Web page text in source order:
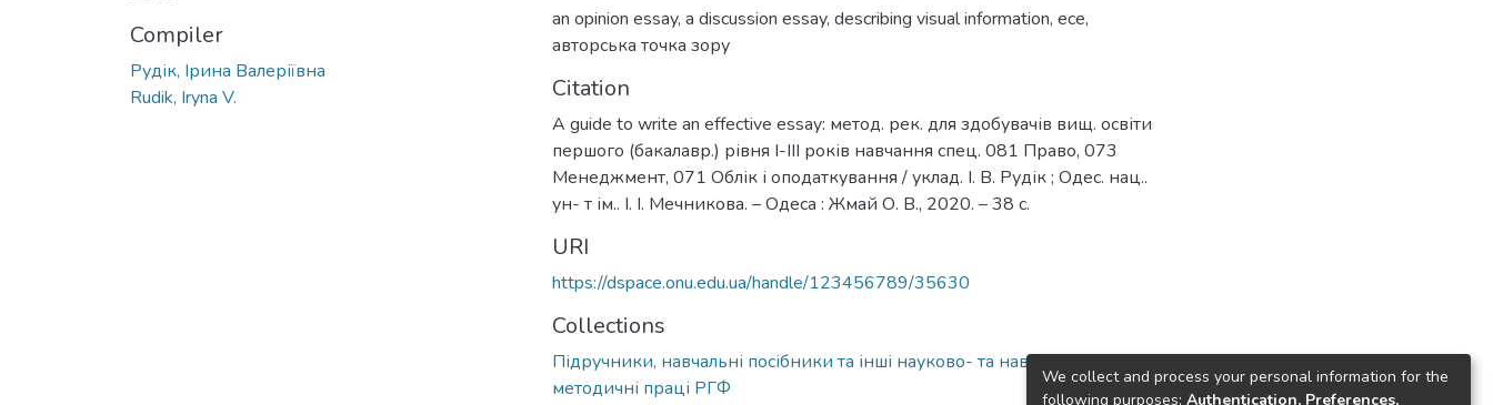
Compiler
Рудік, Ірина Валеріївна
Rudik, Iryna V.
an opinion essay, a discussion essay, describing visual information, есе,
авторська точка зору
Citation
A guide to write an effective essay: метод. рек. для здобувачів вищ. освіти
першого (бакалавр.) рівня I-III років навчання спец. 081 Право, 073
Менеджмент, 071 Облік і оподаткування / уклад. І. В. Рудік ; Одес. нац..
ун- т ім.. І. І. Мечникова. – Одеса : Жмай О. В., 2020. – 38 с.
URI
https://dspace.onu.edu.ua/handle/123456789/35630
Collections
Підручники, навчальні посібники та інші науково- та навчально-
методичні праці РГФ
We collect and process your personal information for the
following purposes: Authentication, Preferences,